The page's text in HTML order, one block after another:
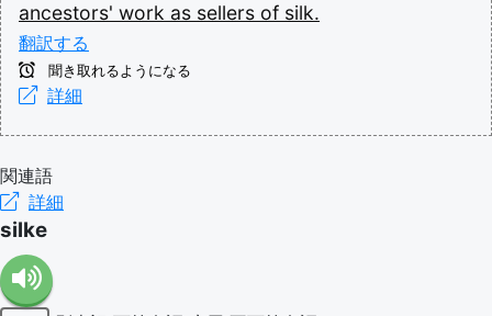
ancestors' work as sellers of silk.
翻訳する
聞き取れるようになる
詳細
関連語
詳細
silke